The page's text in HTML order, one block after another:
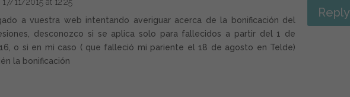
a vuestra web intentando averiguar acerca de la bonificación del
desconozco si se aplica solo para fallecidos a partir del 1 de
o si en mi caso ( que falleció mi pariente el 18 de agosto en Telde)
la bonificación
Reply